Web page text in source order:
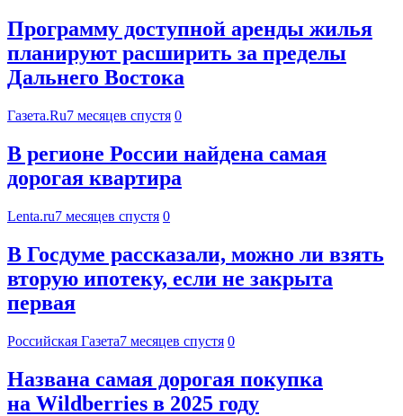
Программу доступной аренды жилья
планируют расширить за пределы
Дальнего Востока
Газета.Ru7 месяцев спустя 0
В регионе России найдена самая
дорогая квартира
Lenta.ru7 месяцев спустя 0
В Госдуме рассказали, можно ли взять
вторую ипотеку, если не закрыта
первая
Российская Газета7 месяцев спустя 0
Названа самая дорогая покупка
на Wildberries в 2025 году